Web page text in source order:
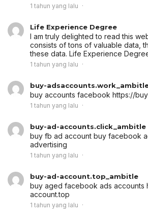
1 tahun yang lalu
Life Experience Degree
I am truly delighted to read this
consists of tons of valuable data,
these data. Life Experience
1 tahun yang lalu
buy-
buy accounts facebook https://
1 tahun yang lalu
buy-ad-accounts.click_ambitle
buy fb ad account buy facebook
advertising
1 tahun yang lalu
buy-ad-account.top_ambitle
buy aged facebook ads accounts
account.top
1 tahun yang lalu